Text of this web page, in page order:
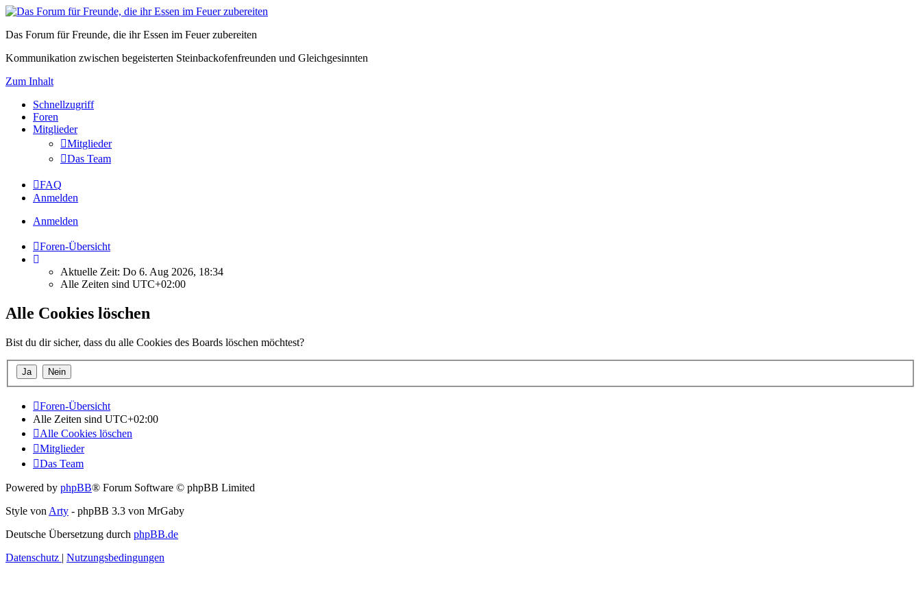
Das Forum für Freunde, die ihr Essen im Feuer zubereiten
Kommunikation zwischen begeisterten Steinbackofenfreunden und Gleichgesinnten
Zum Inhalt
Schnellzugriff
Foren
Mitglieder
Mitglieder
Das Team
FAQ
Anmelden
Anmelden
Foren-Übersicht
Aktuelle Zeit: Do 6. Aug 2026, 18:34
Alle Zeiten sind UTC+02:00
Alle Cookies löschen
Bist du dir sicher, dass du alle Cookies des Boards löschen möchtest?
Foren-Übersicht
Alle Zeiten sind UTC+02:00
Alle Cookies löschen
Mitglieder
Das Team
Powered by phpBB® Forum Software © phpBB Limited
Style vonArty - phpBB 3.3 von MrGaby
Deutsche Übersetzung durch phpBB.de
Datenschutz | Nutzungsbedingungen